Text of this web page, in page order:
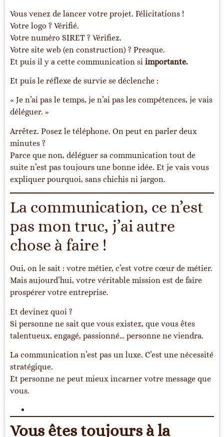
Vous venez de lancer votre projet. Félicitations !
Votre logo ? Vérifié.
Votre numéro SIRET ? Vérifiez.
Votre site web (en construction) ? Presque.
Et puis il y a cette communication si importante.
Et puis le réflexe de survie se déclenche :
« Je n’ai pas le temps, je n’ai pas les compétences, je vais
déléguer. »
Arrêtez. Posez le téléphone. On peut en parler deux
minutes ?
Parce que non, déléguer sa communication tout de
suite n’est pas toujours une bonne idée. Et je vais vous
expliquer pourquoi, sans chichis ni jargon.
La communication, ce n’est
pas mon truc, j’ai autre
chose à faire !
Oui, on le sait : votre métier, c’est votre cœur de métier.
Mais aujourd’hui, votre véritable mission est de faire
prospérer votre entreprise.
Et devinez quoi ?
Si personne ne sait que vous existez, que vous êtes
talentueux, engagé, passionné… personne ne viendra.
La communication n’est pas un luxe. C’est une nécessité
stratégique.
Et personne ne peut mieux incarner votre message que
vous.
Vous êtes toujours à la